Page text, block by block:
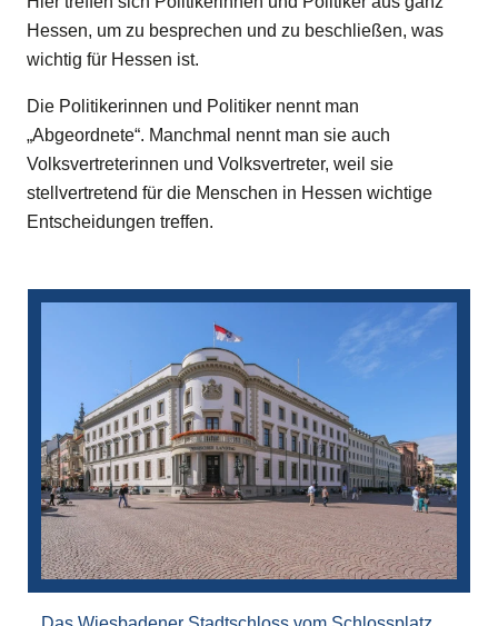
Hessen, um zu besprechen und zu beschließen, was
wichtig für Hessen ist.
Die Politikerinnen und Politiker nennt man
„Abgeordnete“. Manchmal nennt man sie auch
Volksvertreterinnen und Volksvertreter, weil sie
stellvertretend für die Menschen in Hessen wichtige
Entscheidungen treffen.